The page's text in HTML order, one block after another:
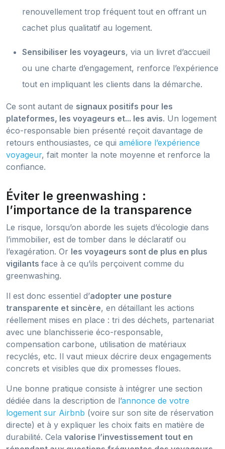
renouvellement trop fréquent tout en offrant un
cachet plus qualitatif au logement.
Sensibiliser les voyageurs, via un livret d’accueil
ou une charte d’engagement, renforce l’expérience
tout en impliquant les clients dans la démarche.
Ce sont autant de signaux positifs pour les
plateformes, les voyageurs et... les avis. Un logement
éco-responsable bien présenté reçoit davantage de
retours enthousiastes, ce qui améliore l’expérience
voyageur, fait monter la note moyenne et renforce la
confiance.
Éviter le greenwashing :
l’importance de la transparence
Le risque, lorsqu’on aborde les sujets d’écologie dans
l’immobilier, est de tomber dans le déclaratif ou
l’exagération. Or les voyageurs sont de plus en plus
vigilants face à ce qu’ils perçoivent comme du
greenwashing.
Il est donc essentiel d’adopter une posture
transparente et sincère, en détaillant les actions
réellement mises en place : tri des déchets, partenariat
avec une blanchisserie éco-responsable,
compensation carbone, utilisation de matériaux
recyclés, etc. Il vaut mieux décrire deux engagements
concrets et visibles que dix promesses floues.
Une bonne pratique consiste à intégrer une section
dédiée dans la description de l’annonce de votre
logement sur Airbnb (voire sur son site de réservation
directe) et à y expliquer les choix faits en matière de
durabilité. Cela valorise l’investissement tout en